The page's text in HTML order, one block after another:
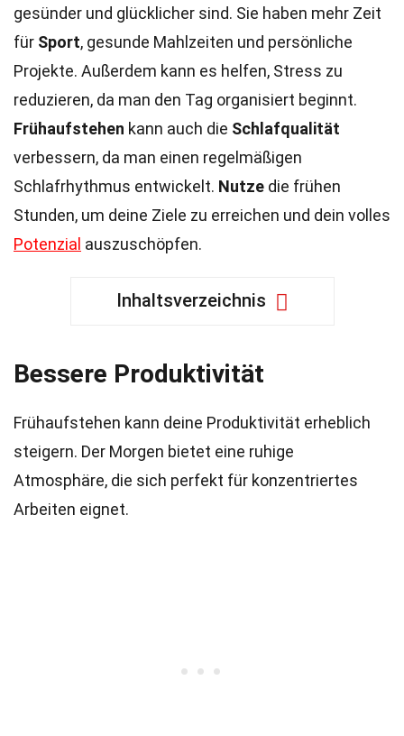
gesünder und glücklicher sind. Sie haben mehr Zeit
für Sport, gesunde Mahlzeiten und persönliche
Projekte. Außerdem kann es helfen, Stress zu
reduzieren, da man den Tag organisiert beginnt.
Frühaufstehen kann auch die Schlafqualität
verbessern, da man einen regelmäßigen
Schlafrhythmus entwickelt. Nutze die frühen
Stunden, um deine Ziele zu erreichen und dein volles
Potenzial auszuschöpfen.
Inhaltsverzeichnis
Bessere Produktivität
Frühaufstehen kann deine Produktivität erheblich
steigern. Der Morgen bietet eine ruhige
Atmosphäre, die sich perfekt für konzentriertes
Arbeiten eignet.